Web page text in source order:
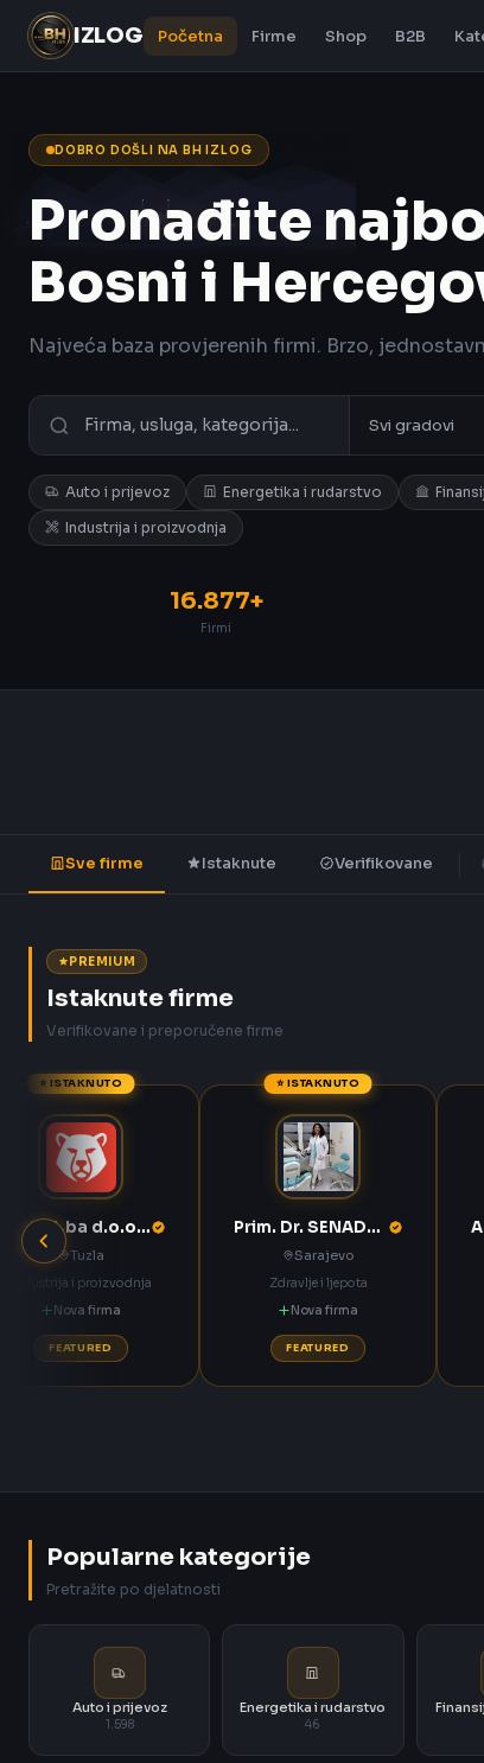
IZLOG Početna Firme Shop B2B
DOBRO DOŠLI NA BH IZLOG
Pronađite
Bosni i
Najveća baza provjerenih firmi. Brzo,
Auto i prijevoz Energetika i rudarstvo
Industrija i proizvodnja
16.877+
Firmi
Sve firme Istaknute Verifikovane
PREMIUM
Istaknute firme
Verifikovane i preporučene firme
⭐ ISTAKNUTO
ANNOA.ba d.o.o. Tuzla
Tuzla
Industrija i proizvodnja
Nova firma
FEATURED
⭐ ISTAKNUTO
Prim. Dr. SENADETA OMERBAŠIĆ STOMATOLOŠKA ORDINACIJA
Sarajevo
Zdravlje i ljepota
Nova firma
FEATURED
Popularne kategorije
Pretražite po djelatnosti
Auto i prijevoz
1.598
Energetika i rudarstvo
46